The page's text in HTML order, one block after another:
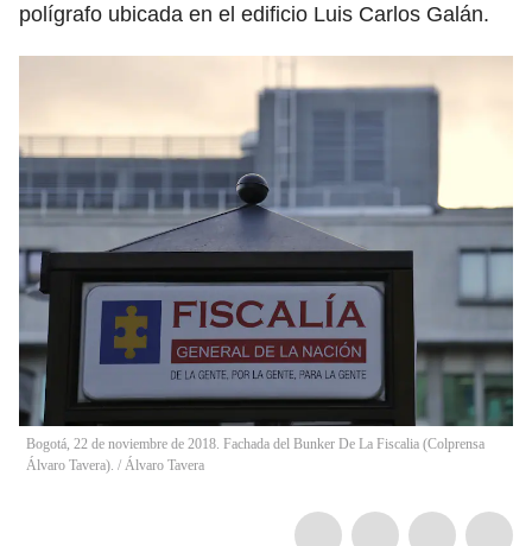
polígrafo ubicada en el edificio Luis Carlos Galán.
Bogotá, 22 de noviembre de 2018. Fachada del Bunker De La Fiscalia (Colprensa 
Álvaro Tavera). / Álvaro Tavera